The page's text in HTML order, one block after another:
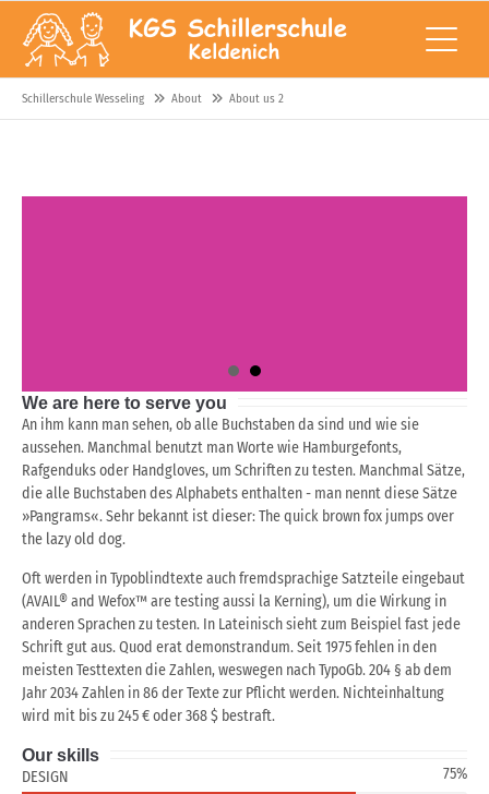
Schillerschule Wesseling About About us 2
We are here to serve you
An ihm kann man sehen, ob alle Buchstaben da sind und wie sie
aussehen. Manchmal benutzt man Worte wie Hamburgefonts,
Rafgenduks oder Handgloves, um Schriften zu testen. Manchmal Sätze,
die alle Buchstaben des Alphabets enthalten - man nennt diese Sätze
»Pangrams«. Sehr bekannt ist dieser: The quick brown fox jumps over
the lazy old dog.
Oft werden in Typoblindtexte auch fremdsprachige Satzteile eingebaut
(AVAIL® and Wefox™ are testing aussi la Kerning), um die Wirkung in
anderen Sprachen zu testen. In Lateinisch sieht zum Beispiel fast jede
Schrift gut aus. Quod erat demonstrandum. Seit 1975 fehlen in den
meisten Testtexten die Zahlen, weswegen nach TypoGb. 204 § ab dem
Jahr 2034 Zahlen in 86 der Texte zur Pflicht werden. Nichteinhaltung
wird mit bis zu 245 € oder 368 $ bestraft.
Our skills
DESIGN 75%